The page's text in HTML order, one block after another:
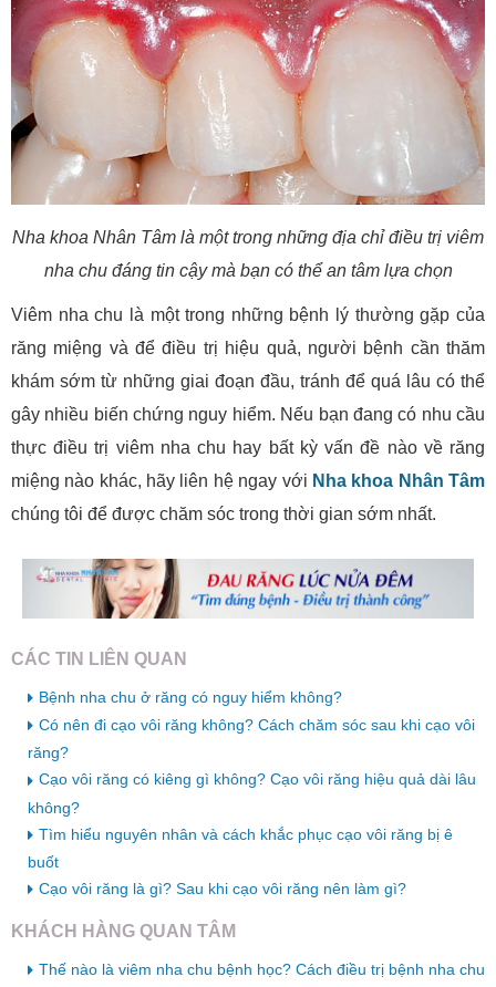
Nha khoa Nhân Tâm là một trong những địa chỉ điều trị viêm
nha chu đáng tin cậy mà bạn có thể an tâm lựa chọn
Viêm nha chu là một trong những bệnh lý thường gặp của
răng miệng và để điều trị hiệu quả, người bệnh cần thăm
khám sớm từ những giai đoạn đầu, tránh để quá lâu có thể
gây nhiều biến chứng nguy hiểm. Nếu bạn đang có nhu cầu
thực điều trị viêm nha chu hay bất kỳ vấn đề nào về răng
miệng nào khác, hãy liên hệ ngay với Nha khoa Nhân Tâm
chúng tôi để được chăm sóc trong thời gian sớm nhất.
CÁC TIN LIÊN QUAN
Bệnh nha chu ở răng có nguy hiểm không?
Có nên đi cạo vôi răng không? Cách chăm sóc sau khi cạo vôi
răng?
Cạo vôi răng có kiêng gì không? Cạo vôi răng hiệu quả dài lâu
không?
Tìm hiểu nguyên nhân và cách khắc phục cạo vôi răng bị ê
buốt
Cạo vôi răng là gì? Sau khi cạo vôi răng nên làm gì?
KHÁCH HÀNG QUAN TÂM
Thế nào là viêm nha chu bệnh học? Cách điều trị bệnh nha chu